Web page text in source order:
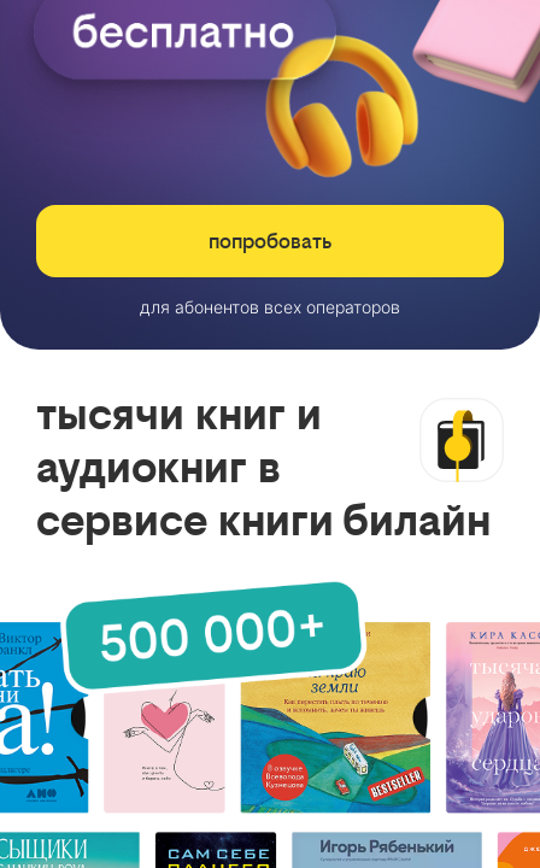
попробовать
для абонентов всех операторов
тысячи книг и
аудиокниг в
сервисе книги билайн